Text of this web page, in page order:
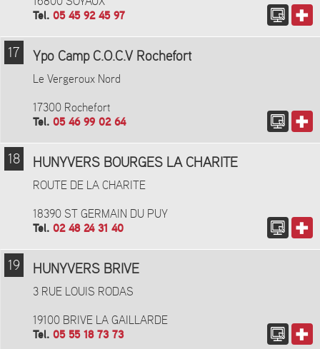
Tel. 05 45 92 45 97
17 Ypo Camp C.O.C.V Rochefort
Le Vergeroux Nord
17300 Rochefort
Tel. 05 46 99 02 64
18 HUNYVERS BOURGES LA CHARITE
ROUTE DE LA CHARITE
18390 ST GERMAIN DU PUY
Tel. 02 48 24 31 40
19 HUNYVERS BRIVE
3 RUE LOUIS RODAS
19100 BRIVE LA GAILLARDE
Tel. 05 55 18 73 73